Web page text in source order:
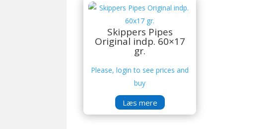
Skippers Pipes
Original indp. 60×17
gr.
Please, login to see prices and
buy
Læs mere